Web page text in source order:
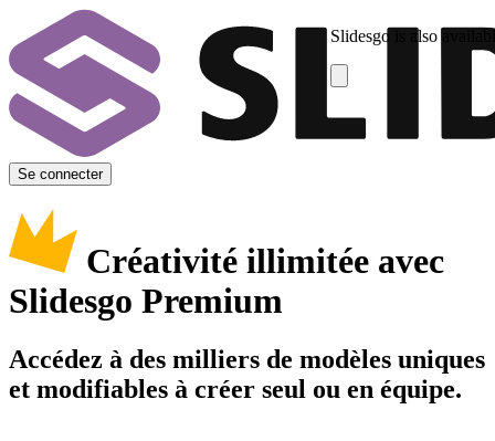
Slidesgo is also
Se connecter
Créativité illimitée avec
Slidesgo Premium
Accédez à des milliers de modèles uniques
et modifiables à créer seul ou en équipe.